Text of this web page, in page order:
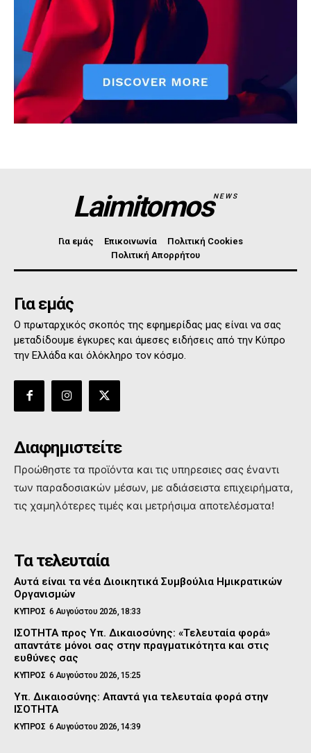
LaimitomosNEWS
Για εμάς Επικοινωνία
Πολιτική Cookies
Πολιτική Απορρήτου
Για εμάς
Ο πρωταρχικός σκοπός της εφημερίδας μας είναι να σας
μεταδίδουμε έγκυρες και άμεσες ειδήσεις από την Κύπρο
την Ελλάδα και όλόκληρο τον κόσμο.
Διαφημιστείτε
Προώθηστε τα προϊόντα και τις υπηρεσιες σας έναντι
των παραδοσιακών μέσων, με αδιάσειστα επιχειρήματα,
τις χαμηλότερες τιμές και μετρήσιμα αποτελέσματα!
Τα τελευταία
Αυτά είναι τα νέα Διοικητικά Συμβούλια Ημικρατικών
Οργανισμών
ΚΥΠΡΟΣ 6 Αυγούστου 2026, 18:33
ΙΣΟΤΗΤΑ προς Υπ. Δικαιοσύνης: «Τελευταία φορά»
απαντάτε μόνοι σας στην πραγματικότητα και στις
ευθύνες σας
ΚΥΠΡΟΣ 6 Αυγούστου 2026, 15:25
Υπ. Δικαιοσύνης: Απαντά για τελευταία φορά στην
ΙΣΟΤΗΤΑ
ΚΥΠΡΟΣ 6 Αυγούστου 2026, 14:39